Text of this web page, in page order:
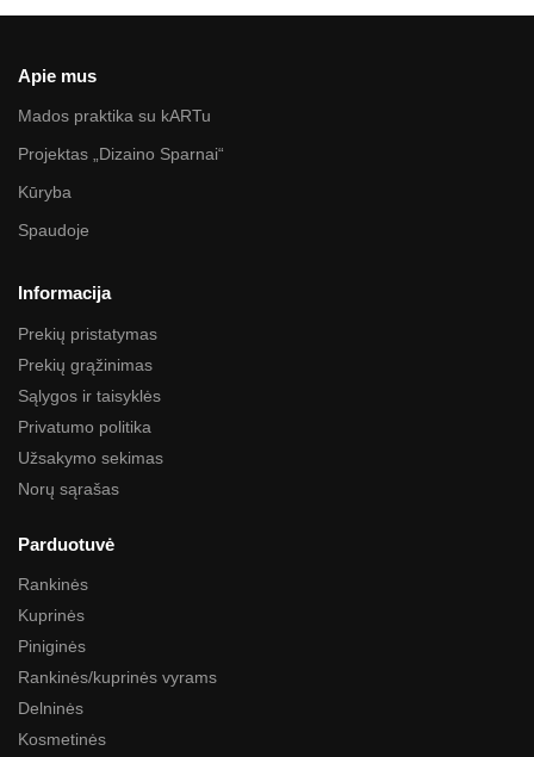
Apie mus
Mados praktika su kARTu
Projektas „Dizaino Sparnai“
Kūryba
Spaudoje
Informacija
Prekių pristatymas
Prekių grąžinimas
Sąlygos ir taisyklės
Privatumo politika
Užsakymo sekimas
Norų sąrašas
Parduotuvė
Rankinės
Kuprinės
Piniginės
Rankinės/kuprinės vyrams
Delninės
Kosmetinės